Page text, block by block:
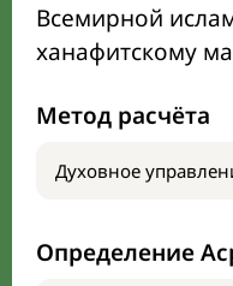
Всемирной
ханафитскому
Метод расчёта
Определение